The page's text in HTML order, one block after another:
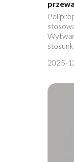
2025-